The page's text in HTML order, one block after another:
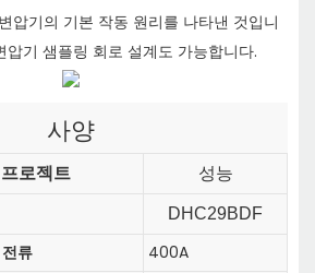
압기의 기본 작동 원리를 나타낸 것입니
압기 샘플링 회로 설계도 가능합니다.
사양
프로젝트 성능
DHC29BDF
류
400A